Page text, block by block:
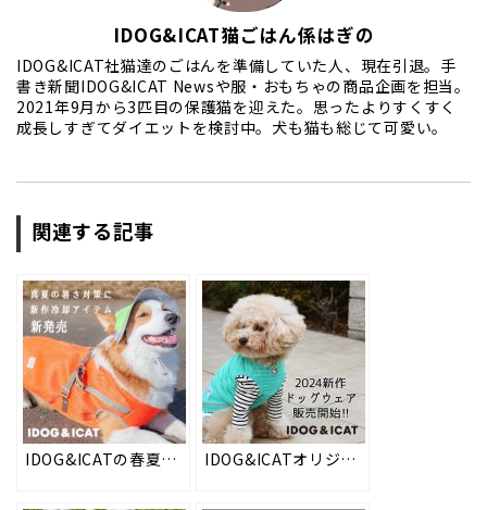
IDOG&ICAT猫ごはん係はぎの
IDOG&ICAT社猫達のごはんを準備していた人、現在引退。手
書き新聞IDOG&ICAT Newsや服・おもちゃの商品企画を担当。
2021年9月から3匹目の保護猫を迎えた。思ったよりすくすく
成長しすぎてダイエットを検討中。犬も猫も総じて可愛い。
関連する記事
IDOG&ICATの春夏新作クーリングアイテムを2024年3月15日より順次販売。ペットの暑さ対策にオススメのウェアやネッククーラー、帽子などを取り揃えました。 IDOG&ICATオリジナルの春夏新作ドッグウェアを2024年2月7日より順次販売開始！春夏に向けた防蚊加工や冷感素材など、愛犬の着心地を優先した高品質の犬用お洋服。